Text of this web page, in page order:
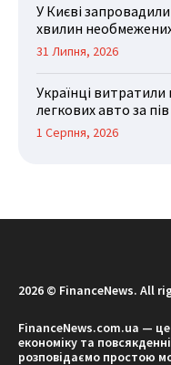
У Києві
хвилин
31 Липня, 2026
Українці витратили
легкових авто за
1 Серпня, 2026
2026 © FinanceNews. All
FinanceNews.com.ua —
економіку та
розповідаємо простою